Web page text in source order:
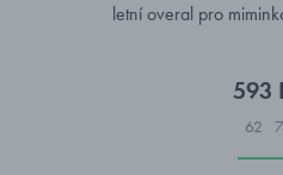
letní overal pro
593
62